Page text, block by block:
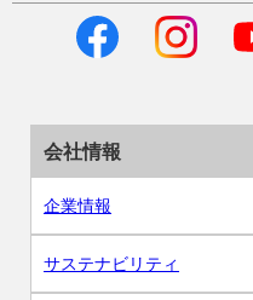
会社情報
企業情報
サステナビリティ